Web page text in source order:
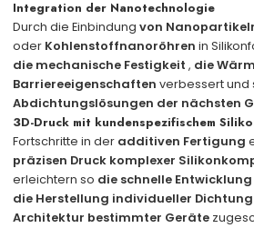
Integration der Nanotechnologie
Durch die Einbindungvon
oder Kohlenstoffnanoröhren in
die mechanische Festigkeit , die
Barriereeigenschaften verbessert und
Abdichtungslösungen der nächsten
3D-Druck mit kundenspezifischem
Fortschritte in der additiven Fertigung
präzisen Druck komplexer
erleichtern so die schnelle
die Herstellung individueller
Architektur bestimmter Geräte